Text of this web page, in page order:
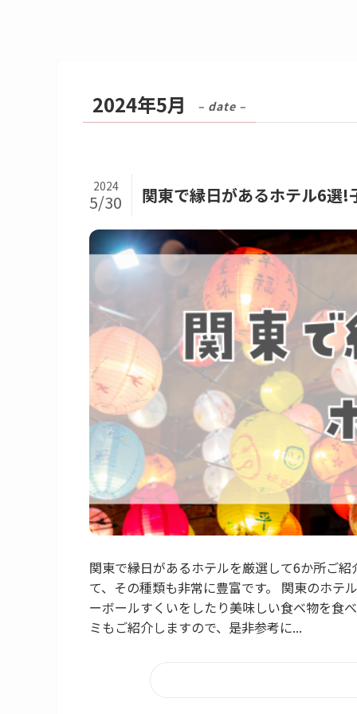
2024年5月 – date –
関東で縁日があるホテル6選
2024
5/30
関東で縁日があるホテルを厳選して6か所ご
て、その種類も非常に豊富です。 関東のホテ
ーボールすくいをしたり美味しい食べ物を食
ミもご紹介しますので、是非参考に...